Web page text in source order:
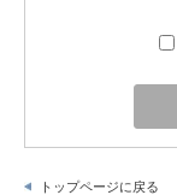
トップページに戻る